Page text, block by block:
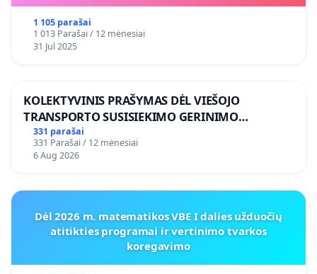
1 105 parašai
1 013 Parašai / 12 mėnesiai
31 Jul 2025
KOLEKTYVINIS PRAŠYMAS DĖL VIEŠOJO
TRANSPORTO SUSISIEKIMO GERINIMO
VOSYLIUKŲ KAIME
331 parašai
331 Parašai / 12 mėnesiai
6 Aug 2026
Dėl 2026 m. matematikos VBE I dalies užduočių
atitikties programai ir vertinimo tvarkos
koregavimo